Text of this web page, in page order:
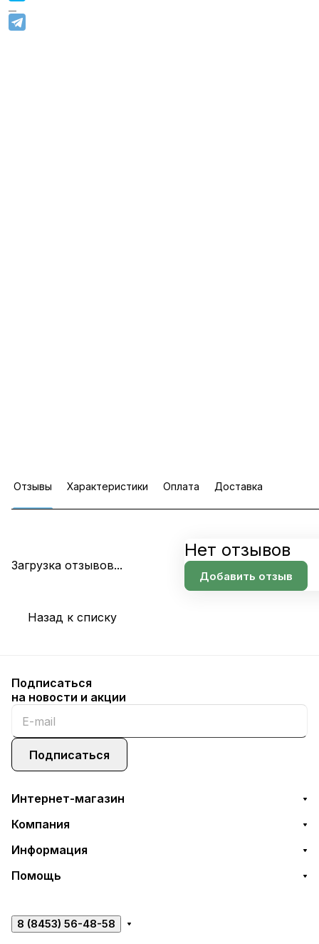
Отзывы Характеристики Оплата Доставка
Загрузка отзывов...
Нет отзывов
Добавить отзыв
Назад к списку
Подписаться
на новости и акции
Подписаться
Интернет-магазин
Компания
Информация
Помощь
8 (8453) 56-48-58